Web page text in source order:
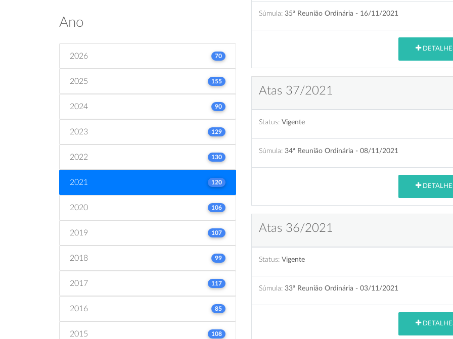
Ano
2026 70
2025 155
2024 90
2023 129
2022 130
2021 120
2020 106
2019 107
2018 99
2017 117
2016 85
2015 108
Súmula: 35ª Reunião Ordinária - 16/11/2021
Atas 37/2021
Status: Vigente
Súmula: 34ª Reunião Ordinária - 08/11/2021
Atas 36/2021
Status: Vigente
Súmula: 33ª Reunião Ordinária - 03/11/2021